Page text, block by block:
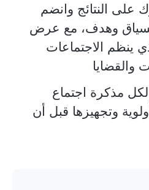
النتائج وانضم
بسياق وهدف، مع عرض
ينظم الاجتماعات
مذكرة اجتماع
وتجهيزها قبل أن